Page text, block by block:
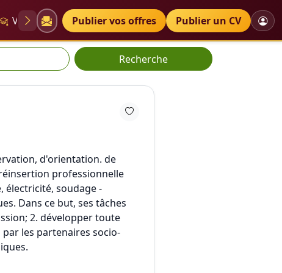
VAE Diplômes Petites annonces
Publier vos offres Publier un CV
Recherche
d'orientation. de
professionnelle
électricité, soudage -
Dans ce but, ses tâches
2. développer toute
les partenaires socio-